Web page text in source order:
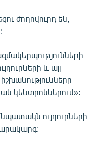
ժողովուրդ են,
և այլ
կենտրոններում»:
ույղուրների